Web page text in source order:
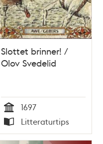
Slottet brinner! /
Olov Svedelid
Tid
1697
Typ
Litteraturtips